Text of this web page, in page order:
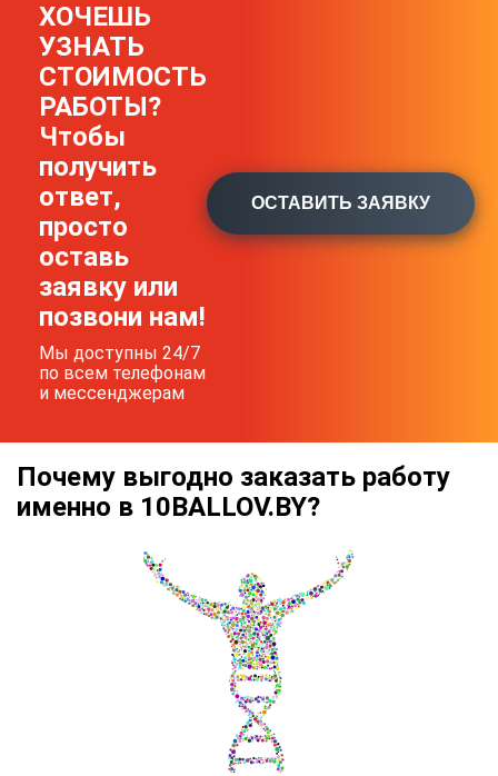
ХОЧЕШЬ
УЗНАТЬ
СТОИМОСТЬ
РАБОТЫ?
Чтобы
получить
ответ,
просто
оставь
заявку или
позвони нам!
Мы доступны 24/7
по всем телефонам
и мессенджерам
ОСТАВИТЬ ЗАЯВКУ
Почему выгодно заказать работу
именно в 10BALLOV.BY?